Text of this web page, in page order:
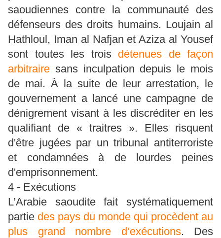
saoudiennes contre la communauté des
défenseurs des droits humains. Loujain al
Hathloul, Iman al Nafjan et Aziza al Yousef
sont toutes les troisdétenues de façon
arbitraire sans inculpation depuis le mois
de mai. À la suite de leur arrestation, le
gouvernement a lancé une campagne de
dénigrement visant à les discréditer en les
qualifiant de « traitres ». Elles risquent
d'être jugées par un tribunal antiterroriste
et condamnées à de lourdes peines
d'emprisonnement.
4 - Exécutions
L’Arabie saoudite fait systématiquement
partie des pays du monde qui procèdent au
plus grand nombre d’exécutions. Des